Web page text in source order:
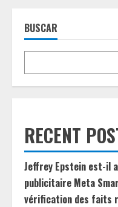
BUSCAR
RECENT
Jeffrey Epstein est-il
publicitaire Meta
vérification des faits